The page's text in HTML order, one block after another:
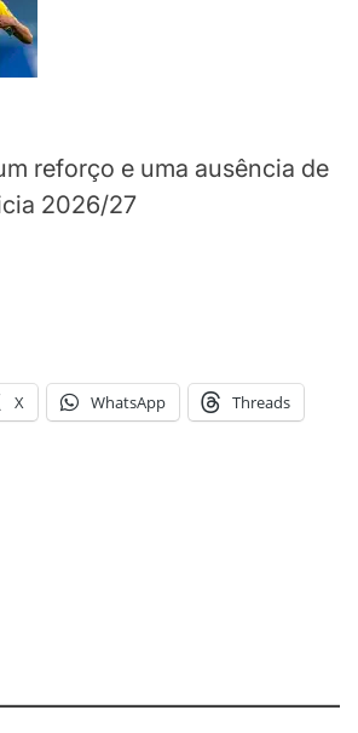
reforço e uma ausência de
2026/27
X WhatsApp Threads